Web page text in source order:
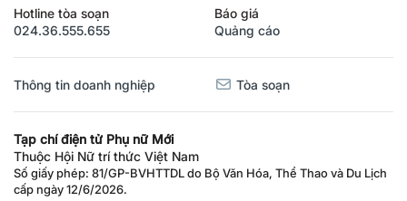
Hotline tòa soạn
024.36.555.655
Báo giá
Quảng cáo
Thông tin doanh nghiệp Tòa soạn
Tạp chí điện tử Phụ nữ Mới
Thuộc Hội Nữ trí thức Việt Nam
Số giấy phép: 81/GP-BVHTTDL do Bộ Văn Hóa, Thể Thao và Du Lịch
cấp ngày 12/6/2026.